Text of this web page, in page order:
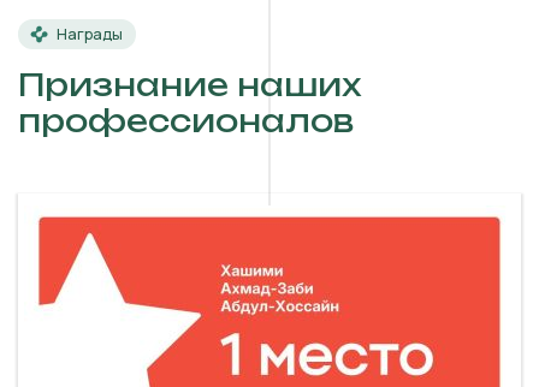
Награды
Признание наших
профессионалов